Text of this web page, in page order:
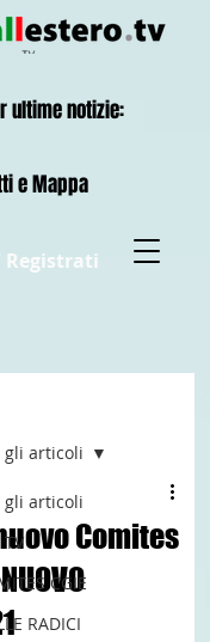
Registrati
e Mappa
ultime notizie:
gli articoli
TV
CGIE
RADICI
gli articoli
Comites